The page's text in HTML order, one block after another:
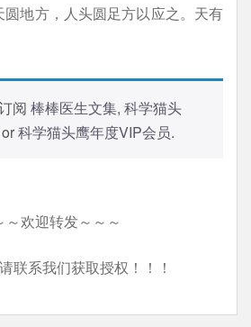
圆地方，人头圆足方以应之。天有
阅 棒棒医生文集, 科学猫头
or科学猫头鹰年度VIP会员.
～欢迎转发～～～
联系我们获取授权！！！